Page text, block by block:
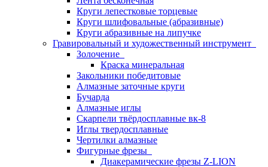
Круги лепестковые торцевые
Круги шлифовальные (абразивные)
Круги абразивные на липучке
Гравировальный и художественный инструмент
Золочение
Краска минеральная
Закольники победитовые
Алмазные заточные круги
Бучарда
Алмазные иглы
Скарпели твёрдосплавные вк-8
Иглы твердосплавные
Чертилки алмазные
Фигурные фрезы
Диакерамические фрезы Z-LION